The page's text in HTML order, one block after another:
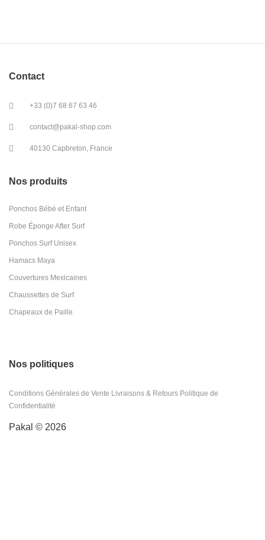
Contact
+33 (0)7 68 67 63 46
contact@pakal-shop.com
40130 Capbreton, France
Nos produits
Ponchos Bébé et Enfant
Robe Éponge After Surf
Ponchos Surf Unisex
Hamacs Maya
Couvertures Mexicaines
Chaussettes de Surf
Chapeaux de Paille
Nos politiques
Conditions Générales de Vente Livraisons & Retours Politique de
Confidentialité
Pakal © 2026